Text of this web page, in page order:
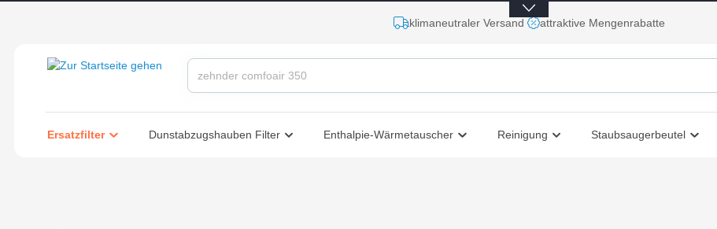
klimaneutraler Versand attraktive Mengenrabatte
Dunstabzugshauben Filter Enthalpie-Wärmetauscher Reinigung Staubsaugerbeutel